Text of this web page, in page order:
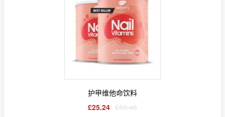
护甲维他命饮料
£25.24 £50.46